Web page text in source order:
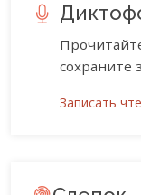
сохраните
Записать